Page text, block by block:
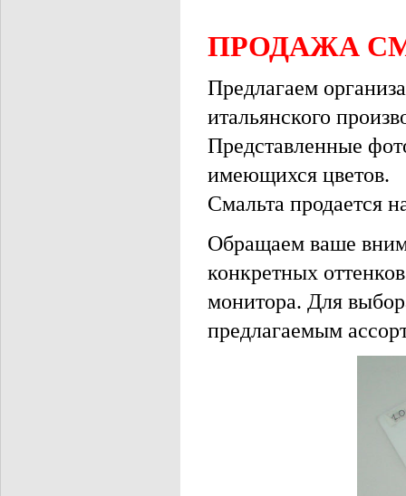
ПРОДАЖА
Предлагаем
итальянского
Представленные
имеющихся цветов.
Смальта продается
Обращаем ваше
конкретных
монитора. Для
предлагаемым